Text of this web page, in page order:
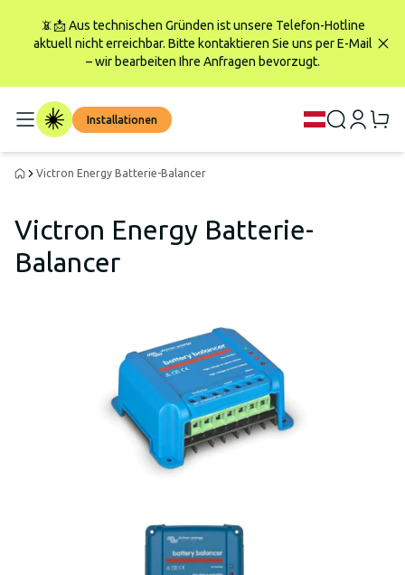
📵📩 Aus technischen Gründen ist unsere Telefon-Hotline
aktuell nicht erreichbar. Bitte kontaktieren Sie uns per E-Mail
– wir bearbeiten Ihre Anfragen bevorzugt.
Installationen
Victron Energy Batterie-Balancer
Victron Energy Batterie-
Balancer